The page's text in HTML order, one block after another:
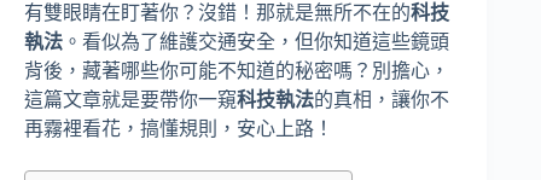
有雙眼睛在盯著你？沒錯！那就是無所不在的科技
執法 。看似為了維護交通安全，但你知道這些鏡頭
背後，藏著哪些你可能不知道的秘密嗎？別擔心，
這篇文章就是要帶你一窺科技執法的真相，讓你不
再霧裡看花，搞懂規則，安心上路！